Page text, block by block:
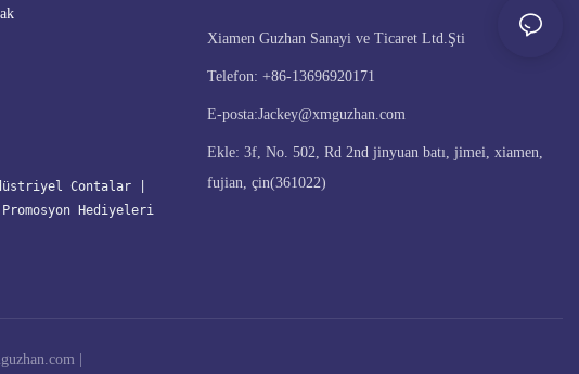
Contalar
Promosyon Hediyeleri
Xiamen Guzhan Sanayi ve Ticaret Ltd.Şti
Telefon: +86-13696920171
E-posta:Jackey@xmguzhan.com
Ekle: 3f, No. 502, Rd 2nd jinyuan batı, jimei, xiamen,
fujian, çin(361022)